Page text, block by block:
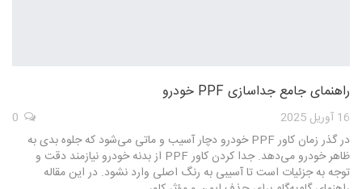
راهنمای جامع جداسازی PPF خودرو
16 آوریل 2025
در گذر زمان کاور PPF خودرو دچار آسیب و ماتی می‌شود که جلوه بدی به
ظاهر خودرو می‌دهد. جدا کردن کاور PPF از بدنه خودرو نیازمند دقت و
توجه به جزئیات است تا آسیبی به رنگ اصلی وارد نشود. در این مقاله